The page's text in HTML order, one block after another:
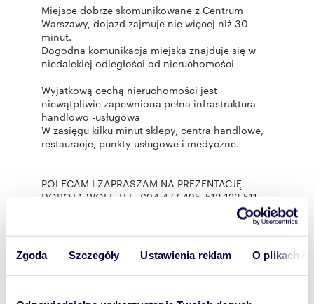
Zgoda Szczegóły Ustawienia reklam O plikach
Miejsce dobrze skomunikowane z Centrum
Warszawy, dojazd zajmuje nie więcej niż 30
minut.
Dogodna komunikacja miejska znajduje się w
niedalekiej odległości od nieruchomości
Wyjatkową cechą nieruchomości jest
niewątpliwie zapewniona pełna infrastruktura
handlowo -usługowa
W zasięgu kilku minut sklepy, centra handlowe,
restauracje, punkty usługowe i medyczne.
POLECAM I ZAPRASZAM NA PREZENTACJĘ
DOROTA WOLF TEL. 694 477 495, 513 123 511
Treść niniejszego ogłoszenia nie stanowi oferty
handlowej w rozumieniu przepisów kodeksu
cywilnego.